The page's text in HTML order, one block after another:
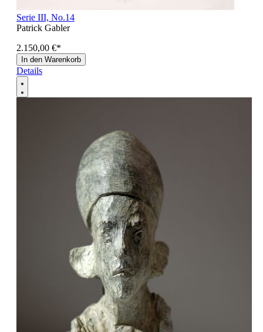
Serie III, No.14
Patrick Gabler
2.150,00 €*
In den Warenkorb
Details